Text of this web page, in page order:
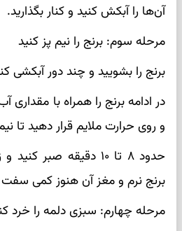
آن‌ها را آبکش کنید و کنار بگذارید.
مرحله سوم: برنج را نیم پز کنید
برنج را بشویید و چند دور آبکشی
در ادامه برنج را همراه با مقداری
و روی حرارت ملایم قرار دهید تا
حدود ۸ تا ۱۰ دقیقه
برنج نرم و مغز آن هنوز کمی سفت
مرحله چهارم: سبزی دلمه را خرد